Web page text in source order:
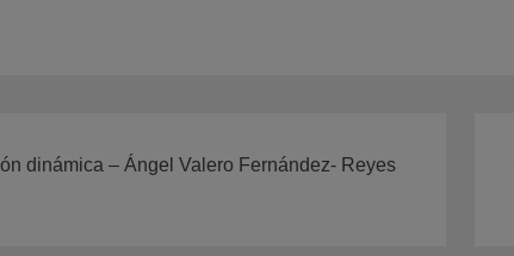
dinámica – Ángel Valero Fernández- Reyes